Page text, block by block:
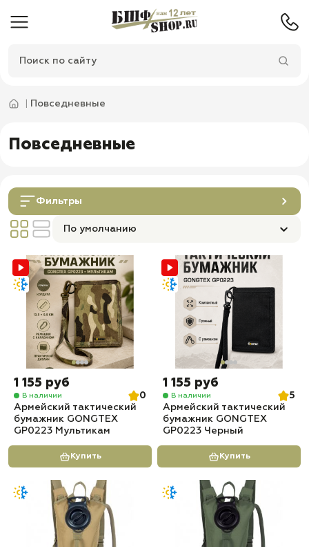
Повседневные
Повседневные
Фильтры
По умолчанию
1 155 руб
В наличии
0
Армейский тактический
бумажник GONGTEX
GP0223 Мультикам
Купить
1 155 руб
В наличии
5
Армейский тактический
бумажник GONGTEX
GP0223 Черный
Купить